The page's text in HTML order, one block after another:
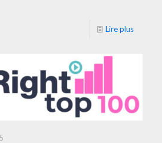
Lire plus